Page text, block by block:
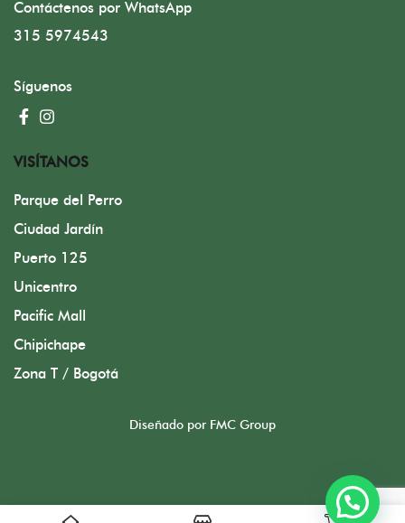
Contáctenos por WhatsApp
315 5974543
Síguenos
VISÍTANOS
Parque del Perro
Ciudad Jardín
Puerto 125
Unicentro
Pacific Mall
Chipichape
Zona T / Bogotá
Diseñado por FMC Group